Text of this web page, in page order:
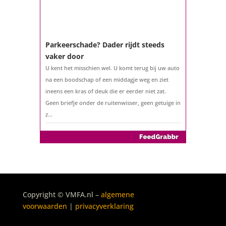
Parkeerschade? Dader rijdt steeds
vaker door
U kent het misschien wel. U komt terug bij uw auto
na een boodschap of een middagje weg en ziet
ineens een kras of deuk die er eerder niet zat.
Geen briefje onder de ruitenwisser, geen getuige in
z...
De belastingaangifte 2025
Het is weer zover: sinds 1 maart 2026 kunt u uw
Copyright © VMFA.nl – algemene
voorwaarden | privacyverklaring